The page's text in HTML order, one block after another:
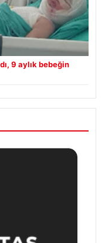
9 aylık bebeğin